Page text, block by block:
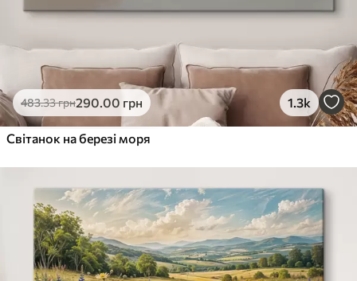
483.33грн290.00 грн 1.3k
Світанок на березі моря